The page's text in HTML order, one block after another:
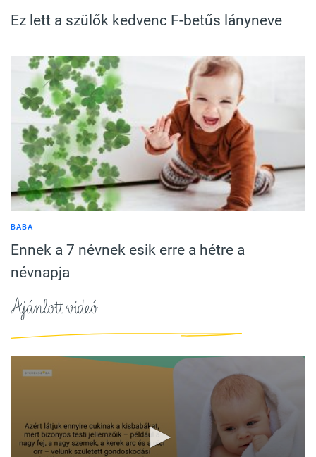
Ez lett a szülők kedvenc F-betűs lányneve
BABA
Ennek a 7 névnek esik erre a hétre a
névnapja
Ajánlott videó